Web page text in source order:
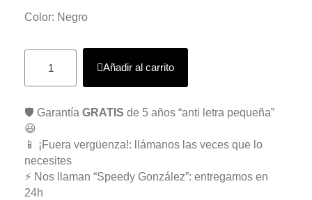
Color: Negro
Añadir al carrito
🛡️ Garantía GRATIS de 5 años “anti letra pequeña”
😃
📱 ¡Fuera vergüenza!: llámanos las veces que lo
necesites
⚡ Nos llaman “Speedy González”: entregamos en
24h